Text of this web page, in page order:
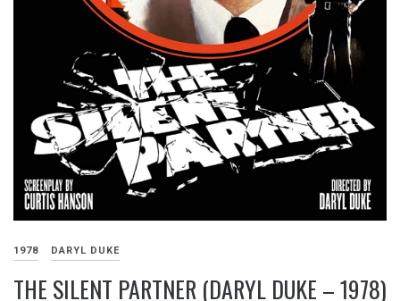
1978 DARYL DUKE
THE SILENT PARTNER (DARYL DUKE – 1978)